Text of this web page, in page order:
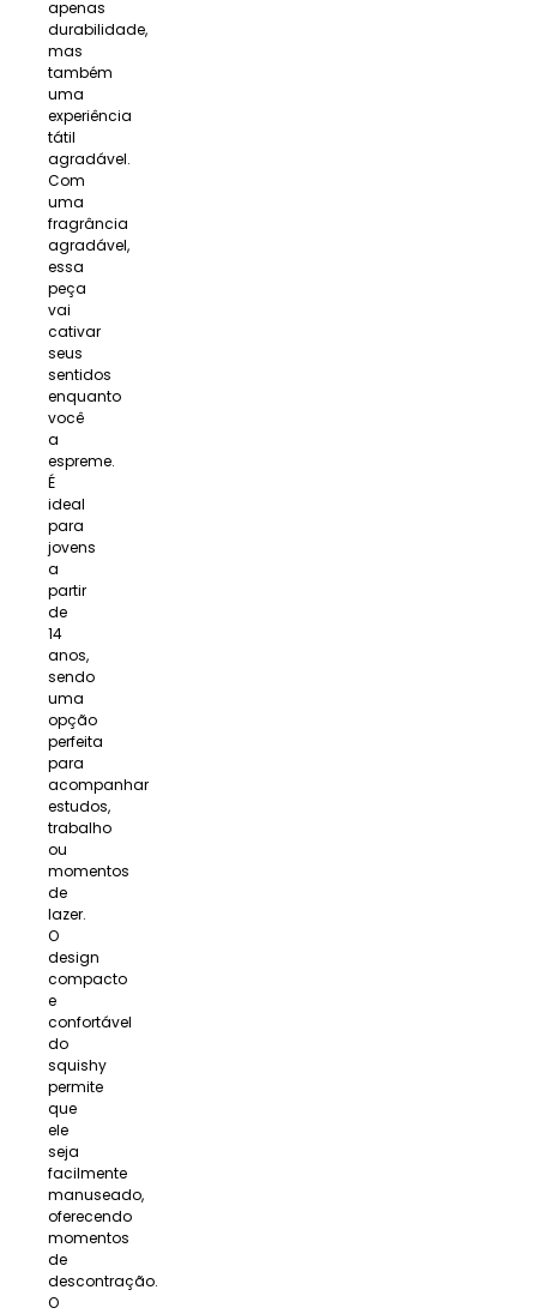
apenas
durabilidade,
mas
também
uma
experiência
tátil
agradável.
Com
uma
fragrância
agradável,
essa
peça
vai
cativar
seus
sentidos
enquanto
você
a
espreme.
É
ideal
para
jovens
a
partir
de
14
anos,
sendo
uma
opção
perfeita
para
acompanhar
estudos,
trabalho
ou
momentos
de
lazer.
O
design
compacto
e
confortável
do
squishy
permite
que
ele
seja
facilmente
manuseado,
oferecendo
momentos
de
descontração.
O